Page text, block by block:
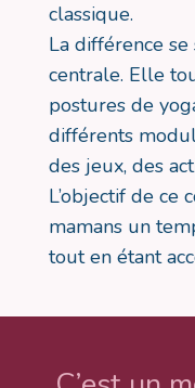
classique.
La différence
centrale. Elle
postures de
différents
des jeux, des
L’objectif de ce
mamans un
tout en étant